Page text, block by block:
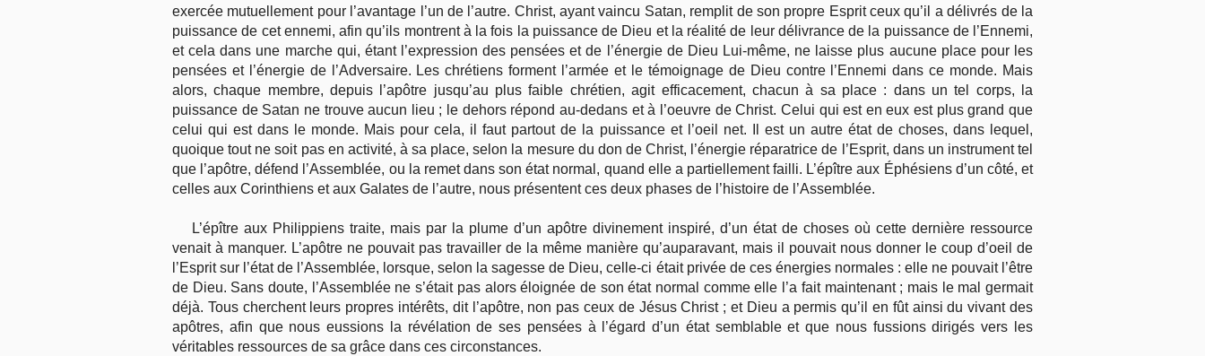
exercée mutuellement pour l’avantage l’un de l’autre. Christ, ayant vaincu Satan, remplit de son propre Esprit ceux qu’il a délivrés de la
puissance de cet ennemi, afin qu’ils montrent à la fois la puissance de Dieu et la réalité de leur délivrance de la puissance de l’Ennemi,
et cela dans une marche qui, étant l’expression des pensées et de l’énergie de Dieu Lui-même, ne laisse plus aucune place pour les
pensées et l’énergie de l’Adversaire. Les chrétiens forment l’armée et le témoignage de Dieu contre l’Ennemi dans ce monde. Mais
alors, chaque membre, depuis l’apôtre jusqu’au plus faible chrétien, agit efficacement, chacun à sa place : dans un tel corps, la
puissance de Satan ne trouve aucun lieu ; le dehors répond au-dedans et à l’oeuvre de Christ. Celui qui est en eux est plus grand que
celui qui est dans le monde. Mais pour cela, il faut partout de la puissance et l’oeil net. Il est un autre état de choses, dans lequel,
quoique tout ne soit pas en activité, à sa place, selon la mesure du don de Christ, l’énergie réparatrice de l’Esprit, dans un instrument tel
que l’apôtre, défend l’Assemblée, ou la remet dans son état normal, quand elle a partiellement failli. L’épître aux Éphésiens d’un côté, et
celles aux Corinthiens et aux Galates de l’autre, nous présentent ces deux phases de l’histoire de l’Assemblée.
L’épître aux Philippiens traite, mais par la plume d’un apôtre divinement inspiré, d’un état de choses où cette dernière ressource
venait à manquer. L’apôtre ne pouvait pas travailler de la même manière qu’auparavant, mais il pouvait nous donner le coup d’oeil de
l’Esprit sur l’état de l’Assemblée, lorsque, selon la sagesse de Dieu, celle-ci était privée de ces énergies normales : elle ne pouvait l’être
de Dieu. Sans doute, l’Assemblée ne s’était pas alors éloignée de son état normal comme elle l’a fait maintenant ; mais le mal germait
déjà. Tous cherchent leurs propres intérêts, dit l’apôtre, non pas ceux de Jésus Christ ; et Dieu a permis qu’il en fût ainsi du vivant des
apôtres, afin que nous eussions la révélation de ses pensées à l’égard d’un état semblable et que nous fussions dirigés vers les
véritables ressources de sa grâce dans ces circonstances.